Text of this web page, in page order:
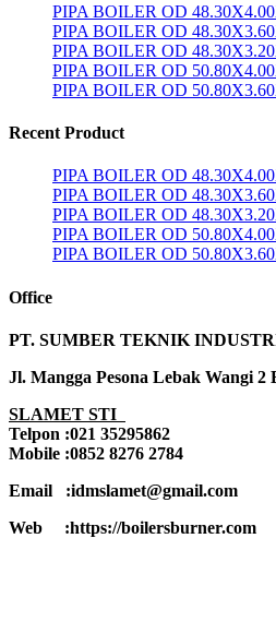
PIPA BOILER OD
PIPA BOILER OD
PIPA BOILER OD
PIPA BOILER OD
PIPA BOILER OD
Recent Product
PIPA BOILER OD
PIPA BOILER OD
PIPA BOILER OD
PIPA BOILER OD
PIPA BOILER OD
Office
PT. SUMBER TEKNIK
Jl. Mangga Pesona Lebak Wangi
SLAMET STI
Telpon :021 35295862
Mobile :0852 8276 2784
Email :idmslamet@gmail.com
Web :https://boilersburner.com